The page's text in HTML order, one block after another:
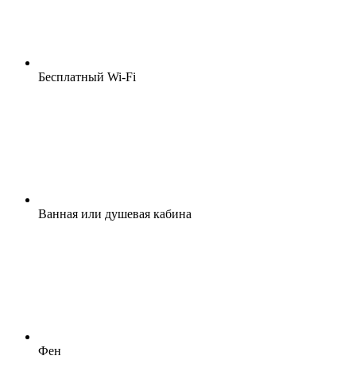
Бесплатный Wi-Fi
Ванная или душевая кабина
Фен